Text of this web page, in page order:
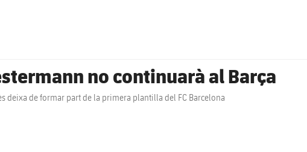
no continuarà al Barça
deixa de formar part de la primera plantilla del FC Barcelona